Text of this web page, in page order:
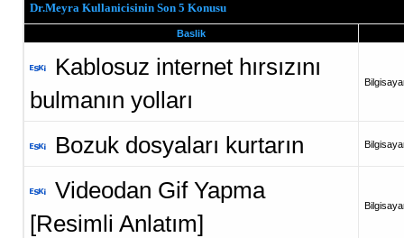
Dr.Meyra Kullanicisinin Son 5 Konusu
Baslik
Kablosuz internet hırsızını
bulmanın yolları
Bozuk dosyaları kurtarın
Videodan Gif Yapma
[Resimli Anlatım]